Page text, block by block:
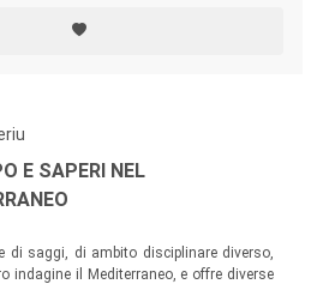
E SAPERI NEL
di saggi, di ambito disciplinare diverso,
indagine il Mediterraneo, e offre diverse